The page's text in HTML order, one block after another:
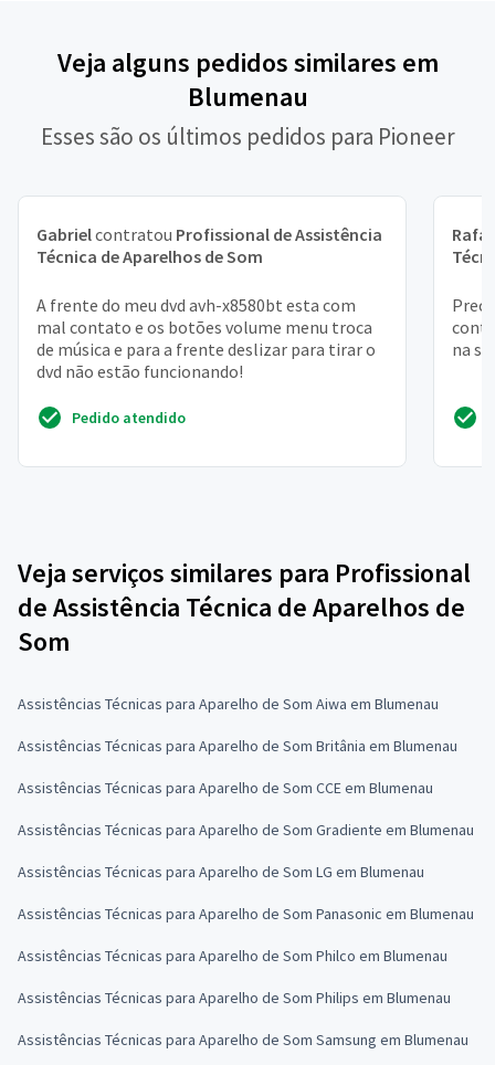
Veja alguns pedidos similares em
Blumenau
Esses são os últimos pedidos para Pioneer
Gabrielcontratou Profissional de Assistência
Técnica de Aparelhos de Som
A frente do meu dvd avh-x8580bt esta com
mal contato e os botões volume menu troca
de música e para a frente deslizar para tirar o
dvd não estão funcionando!
Pedido atendido
na
Veja serviços similares para Profissional
de Assistência Técnica de Aparelhos de
Som
Assistências Técnicas para Aparelho de Som Aiwa em Blumenau
Assistências Técnicas para Aparelho de Som Britânia em Blumenau
Assistências Técnicas para Aparelho de Som CCE em Blumenau
Assistências Técnicas para Aparelho de Som Gradiente em Blumenau
Assistências Técnicas para Aparelho de Som LG em Blumenau
Assistências Técnicas para Aparelho de Som Panasonic em Blumenau
Assistências Técnicas para Aparelho de Som Philco em Blumenau
Assistências Técnicas para Aparelho de Som Philips em Blumenau
Assistências Técnicas para Aparelho de Som Samsung em Blumenau